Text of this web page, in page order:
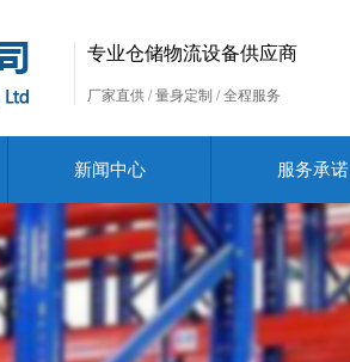
专业仓储物流设备供应商
厂家直供 / 量身定制 / 全程服务
新闻中心 服务承诺